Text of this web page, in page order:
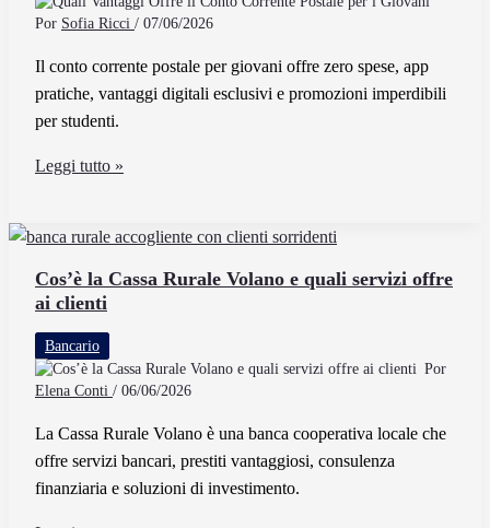
di
Europei
Por Sofia Ricci / 07/06/2026
Il conto corrente postale per giovani offre zero spese, app
pratiche, vantaggi digitali esclusivi e promozioni imperdibili
per studenti.
Quali
il
Conto
Corrente
Postale
per
i
Leggi tutto »
Cos’è la Cassa Rurale Volano e quali servizi offre
ai clienti
Bancario
Por
Elena Conti / 06/06/2026
La Cassa Rurale Volano è una banca cooperativa locale che
offre servizi bancari, prestiti vantaggiosi, consulenza
finanziaria e soluzioni di investimento.